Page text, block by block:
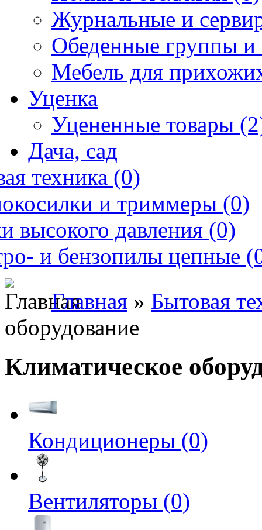
Журнальные и
Обеденные группы и
Мебель для
Уценка
Уцененные товары
Дача, сад
техника (0)
и триммеры (0)
высокого давления (0)
и бензопилы цепные
Главная » Бытовая
оборудование
Климатическое
Кондиционеры (0)
Вентиляторы (0)